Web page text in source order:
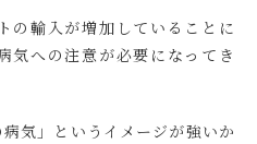
の輸入が増加していることに
気への注意が必要になってき
気」というイメージが強いか